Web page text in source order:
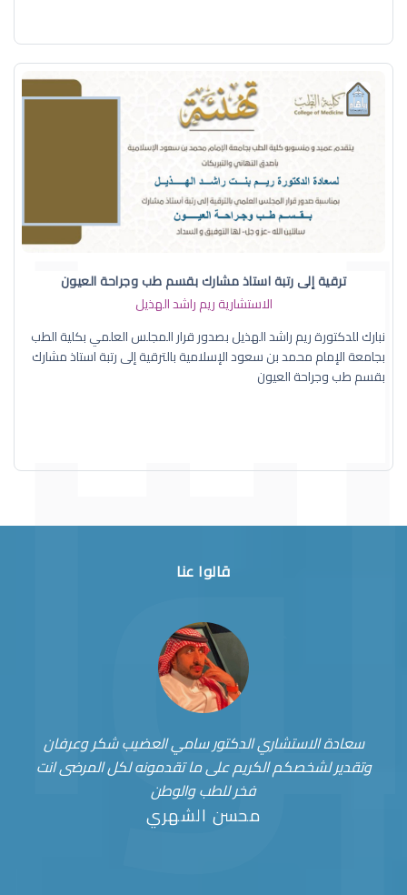
ترقية إلى رتبة استاذ مشارك بقسم طب وجراحة العيون
الاستشارية ريم راشد الهذيل
نبارك للدكتورة ريم راشد الهذيل بصدور قرار المجلس العلمي بكلية الطب
بجامعة الإمام محمد بن سعود الإسلامية بالترقية إلى رتبة استاذ مشارك
بقسم طب وجراحة العيون
قالوا عنا
سعادة الاستشاري الدكتور سامي العضيب شكر وعرفان
وتقدير لشخصكم الكريم على ما تقدمونه لكل المرضى انت
فخر للطب والوطن
محسن الشهري